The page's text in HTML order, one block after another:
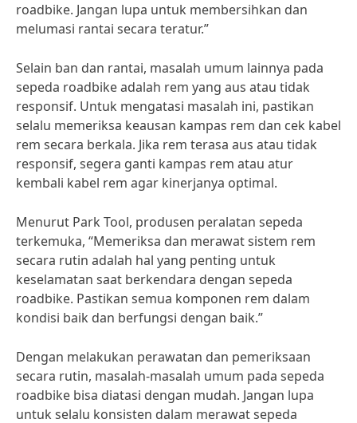
roadbike. Jangan lupa untuk membersihkan dan
melumasi rantai secara teratur.”
Selain ban dan rantai, masalah umum lainnya pada
sepeda roadbike adalah rem yang aus atau tidak
responsif. Untuk mengatasi masalah ini, pastikan
selalu memeriksa keausan kampas rem dan cek kabel
rem secara berkala. Jika rem terasa aus atau tidak
responsif, segera ganti kampas rem atau atur
kembali kabel rem agar kinerjanya optimal.
Menurut Park Tool, produsen peralatan sepeda
terkemuka, “Memeriksa dan merawat sistem rem
secara rutin adalah hal yang penting untuk
keselamatan saat berkendara dengan sepeda
roadbike. Pastikan semua komponen rem dalam
kondisi baik dan berfungsi dengan baik.”
Dengan melakukan perawatan dan pemeriksaan
secara rutin, masalah-masalah umum pada sepeda
roadbike bisa diatasi dengan mudah. Jangan lupa
untuk selalu konsisten dalam merawat sepeda